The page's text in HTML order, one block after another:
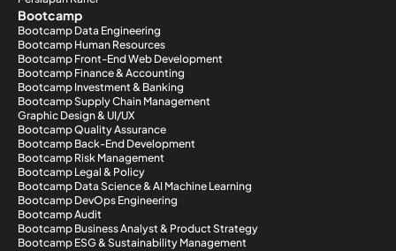
Bootcamp
Bootcamp Data Engineering
Bootcamp Human Resources
Bootcamp Front-End Web Development
Bootcamp Finance & Accounting
Bootcamp Investment & Banking
Bootcamp Supply Chain Management
Graphic Design & UI/UX
Bootcamp Quality Assurance
Bootcamp Back-End Development
Bootcamp Risk Management
Bootcamp Legal & Policy
Bootcamp Data Science & AI Machine Learning
Bootcamp DevOps Engineering
Bootcamp Audit
Bootcamp Business Analyst & Product Strategy
Bootcamp ESG & Sustainability Management